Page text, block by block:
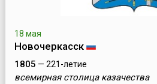
18 мая
Новочеркасск
1805 — 221-летие
всемирная столица казачества